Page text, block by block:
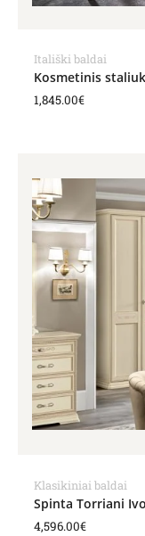
Itališki baldai
Kosmetinis
1,845.00€
Klasikiniai baldai
Spinta Torriani
4,596.00€